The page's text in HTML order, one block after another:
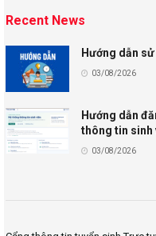
Recent News
Hướng dẫn
03/08/2026
Hướng dẫn
thông tin sinh
03/08/2026